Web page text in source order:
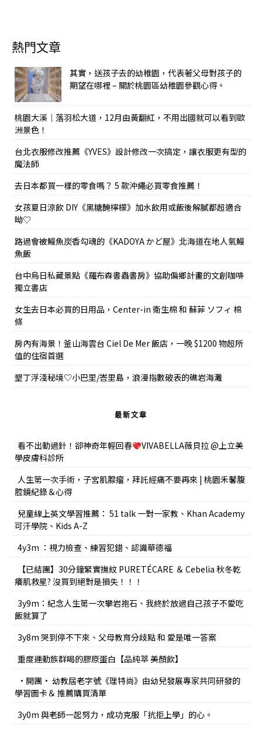
熱門文章
其實，送孩子去的幼稚園，代表著父母對孩子的
期望在哪裡 – 關於桃園區幼稚園參觀心得。
桃園大溪｜落羽松大道，12月由黃翻紅，不用出國就可以看到歐
洲景色！
台北衣服修改推薦《YVES》設計修改一次搞定，讓衣服更有型的
魔法師
去日本都買一樣的零食嗎？ 5 款沖繩必買零食推薦！
女孩夏日涼飲 DIY《黑糖醃檸檬》加水飲用或飯後解膩都超適合
呦♡
路過會被鰻魚炭香勾魂的《KADOYA かど屋》北海道在地人氣鰻
魚飯
台中烏日私藏景點《羅布森書蟲書房》協助偏鄉計畫的文創咖啡
獨立書店
女生去日本必買的日用品，Center-in 衛生棉 和 蘇菲 ソフィ 棉
條
房內有海景！釜山海雲台 Ciel De Mer 飯店，一晚 $1200 物超所
值的住宿首選
墾丁浮淺秘境♡小巴里/峇里島，浪漫指數破表的礁岩海灘
最新文章
看不出動過針！卻神奇年輕回春
VIVABELLA薇貝拉 @上立美
學皮膚科診所
人生第一次手術，子宮肌腺瘤，拜託經痛不要再來 | 桃園禾馨腹
腔鏡紀錄＆心得
兒童線上英文學習推薦： 51 talk 一對一家教、Khan Academy
可汗學院、Kids A-Z
4y3m ：視力檢查、練習犯錯、認識華德福
【已結團】30分鐘緊實撫紋 PURETÉCARE ＆ Cebelia 秋冬乾
癢肌救星? 沒買到絕對是損失！！！
3y9m：紀念人生第一次攀岩抱石、我終於放過自己孩子不愛吃
飯就算了
3y8m 哭到停不下來、父母教育分歧點 和 愛是唯一答案
重度運動族群喝的膠原蛋白【品純萃 美顏飲】
•開團• 幼教屆老字號《理特尚》由幼兒發展專家共同研發的
學習圖卡＆ 推薦購買清單
3y0m 與老師一起努力，成功克服「抗拒上學」的心。